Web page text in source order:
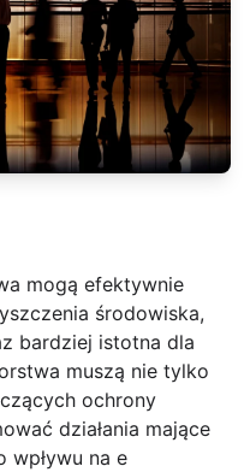
mogą efektywnie
środowiska,
bardziej istotna dla
muszą nie tylko
ochrony
działania mające
wpływu na e